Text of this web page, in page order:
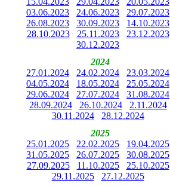
03.06.2023
24.06.2023
29.07.2023
26.08.2023
30.09.2023
14.10.2023
28.10.2023
25.11.2023
23.12.2023
30.12.2023
2024
27.01.2024
24.02.2024
23.03.2024
04.05.2024
18.05.2024
25.05.2024
29.06.2024
27.07.2024
31.08.2024
28.09.2024
26.10.2024
2.11.2024
30.11.2024
28.12.2024
2025
25.01.2025
22.02.2025
19.04.2025
31.05.2025
26.07.2025
30.08.2025
27.09.2025
11.10.2025
25.10.2025
29.11.2025
27.12.2025